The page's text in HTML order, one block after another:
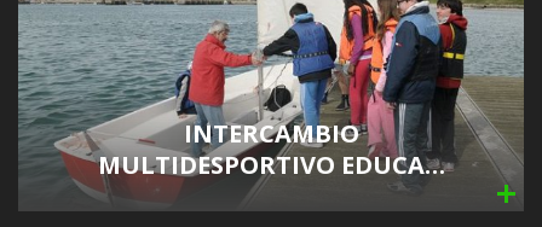
INTERCAMBIO
MULTIDESPORTIVO EDUCA…